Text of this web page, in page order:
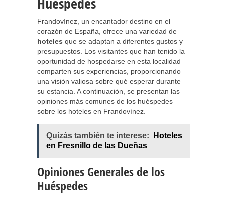
Frandovínez, un encantador destino en el
corazón de España, ofrece una variedad de
hoteles que se adaptan a diferentes gustos y
presupuestos. Los visitantes que han tenido la
oportunidad de hospedarse en esta localidad
comparten sus experiencias, proporcionando
una visión valiosa sobre qué esperar durante
su estancia. A continuación, se presentan las
opiniones más comunes de los huéspedes
sobre los hoteles en Frandovínez.
Quizás también te interese:
Hoteles
en Fresnillo de las Dueñas
Opiniones Generales de los
Huéspedes